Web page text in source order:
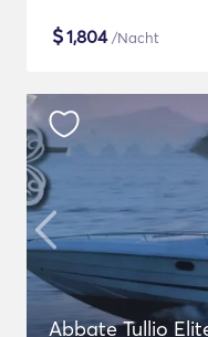
$1,804/Nacht
Abbate Tullio